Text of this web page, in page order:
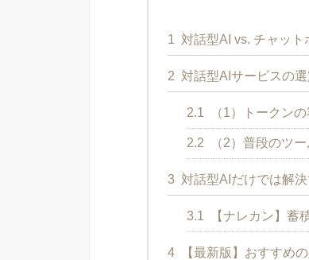
1 対話型AI vs. チャット
2 対話型AIサービスの
2.1 （1）トークン
2.2 （2）普段のツ
3 対話型AIだけでは解
3.1 【ナレカン】蓄
4 【最新版】おすすめ